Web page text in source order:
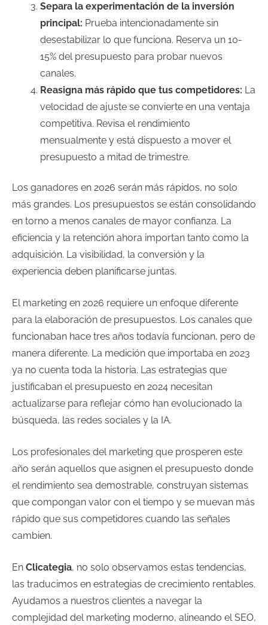
Separa la experimentación de la inversión
principal: Prueba intencionadamente sin
desestabilizar lo que funciona. Reserva un 10-
15% del presupuesto para probar nuevos
canales.
Reasigna más rápido que tus competidores: La
velocidad de ajuste se convierte en una ventaja
competitiva. Revisa el rendimiento
mensualmente y está dispuesto a mover el
presupuesto a mitad de trimestre.
Los ganadores en 2026 serán más rápidos, no solo
más grandes. Los presupuestos se están consolidando
en torno a menos canales de mayor confianza. La
eficiencia y la retención ahora importan tanto como la
adquisición. La visibilidad, la conversión y la
experiencia deben planificarse juntas.
El marketing en 2026 requiere un enfoque diferente
para la elaboración de presupuestos. Los canales que
funcionaban hace tres años todavía funcionan, pero de
manera diferente. La medición que importaba en 2023
ya no cuenta toda la historia. Las estrategias que
justificaban el presupuesto en 2024 necesitan
actualizarse para reflejar cómo han evolucionado la
búsqueda, las redes sociales y la IA.
Los profesionales del marketing que prosperen este
año serán aquellos que asignen el presupuesto donde
el rendimiento sea demostrable, construyan sistemas
que compongan valor con el tiempo y se muevan más
rápido que sus competidores cuando las señales
cambien.
En Clicategia, no solo observamos estas tendencias,
las traducimos en estrategias de crecimiento rentables.
Ayudamos a nuestros clientes a navegar la
complejidad del marketing moderno, alineando el SEO,